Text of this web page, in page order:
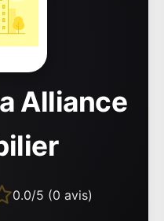
Alliance
0.0/5 (0 avis)